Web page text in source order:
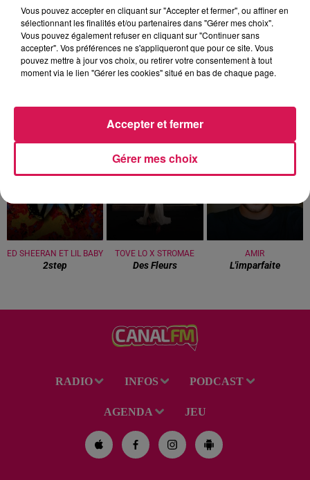
Revivez les meilleurs moments de la Ligne des Auditeurs
ED SHEERAN ET LIL BABY
2step
4h00
4h00
TOVE LO X STROMAE
Des Fleurs
AMIR
L'imparfaite
RADIO INFOS PODCAST
AGENDA JEU
Vous pouvez accepter en cliquant sur "Accepter et fermer", ou affiner en
sélectionnant les finalités et/ou partenaires dans "Gérer mes choix".
Vous pouvez également refuser en cliquant sur "Continuer sans
accepter". Vos préférences ne s'appliqueront que pour ce site. Vous
pouvez mettre à jour vos choix, ou retirer votre consentement à tout
moment via le lien "Gérer les cookies" situé en bas de chaque page.
Gérer mes choix
Accepter et fermer